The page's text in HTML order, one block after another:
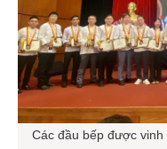
Các đầu bếp được